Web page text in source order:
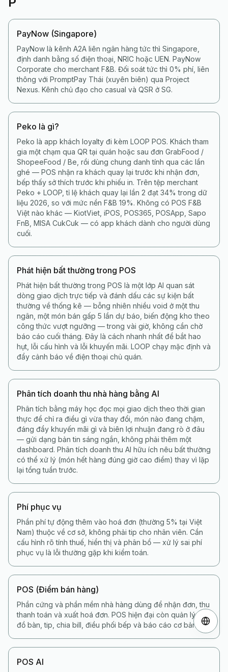
PayNow (Singapore)
PayNow là kênh A2A liên ngân hàng tức thì Singapore,
định danh bằng số điện thoại, NRIC hoặc UEN. PayNow
Corporate cho merchant F&B. Đối soát tức thì 0% phí, liên
thông với PromptPay Thái (xuyên biên) qua Project
Nexus. Kênh chủ đạo cho casual và QSR ở SG.
Peko là gì?
Peko là app khách loyalty đi kèm LOOP POS. Khách tham
gia một chạm qua QR tại quán hoặc sau đơn GrabFood /
ShopeeFood / Be, rồi dùng chung danh tính qua các lần
ghé — POS nhận ra khách quay lại trước khi nhận đơn,
bếp thấy sở thích trước khi phiếu in. Trên tệp merchant
Peko + LOOP, tỉ lệ khách quay lại lần 2 đạt 34% trong dữ
liệu 2026, so với mức nền F&B 19%. Không có POS F&B
Việt nào khác — KiotViet, iPOS, POS365, POSApp, Sapo
FnB, MISA CukCuk — có app khách dành cho người dùng
cuối.
Phát hiện bất thường trong POS
Phát hiện bất thường trong POS là một lớp AI quan sát
dòng giao dịch trực tiếp và đánh dấu các sự kiện bất
thường về thống kê — bỗng nhiên nhiều void ở một thu
ngân, một món bán gấp 5 lần dự báo, biến động kho theo
công thức vượt ngưỡng — trong vài giờ, không cần chờ
báo cáo cuối tháng. Đây là cách nhanh nhất để bắt hao
hụt, lỗi cấu hình và lỗi khuyến mãi. LOOP chạy mặc định và
đẩy cảnh báo về điện thoại chủ quán.
Phân tích doanh thu nhà hàng bằng AI
Phân tích bằng máy học đọc mọi giao dịch theo thời gian
thực để chỉ ra điều gì vừa thay đổi, món nào đang chậm,
đáng đẩy khuyến mãi gì và biên lợi nhuận đang rò ở đâu
— gửi dạng bản tin sáng ngắn, không phải thêm một
dashboard. Phân tích doanh thu AI hữu ích nêu bất thường
có thể xử lý (món hết hàng đúng giờ cao điểm) thay vì lặp
lại tổng tuần trước.
Phí phục vụ
Phần phí tự động thêm vào hoá đơn (thường 5% tại Việt
Nam) thuộc về cơ sở, không phải tip cho nhân viên. Cần
cấu hình rõ tính thuế, hiển thị và phân bổ — xử lý sai phí
phục vụ là lỗi thường gặp khi kiểm toán.
POS (Điểm bán hàng)
Phần cứng và phần mềm nhà hàng dùng để nhận đơn, thu
thanh toán và xuất hoá đơn. POS hiện đại còn quản lý sơ
đồ bàn, tip, chia bill, điều phối bếp và báo cáo cơ bản.
POS AI